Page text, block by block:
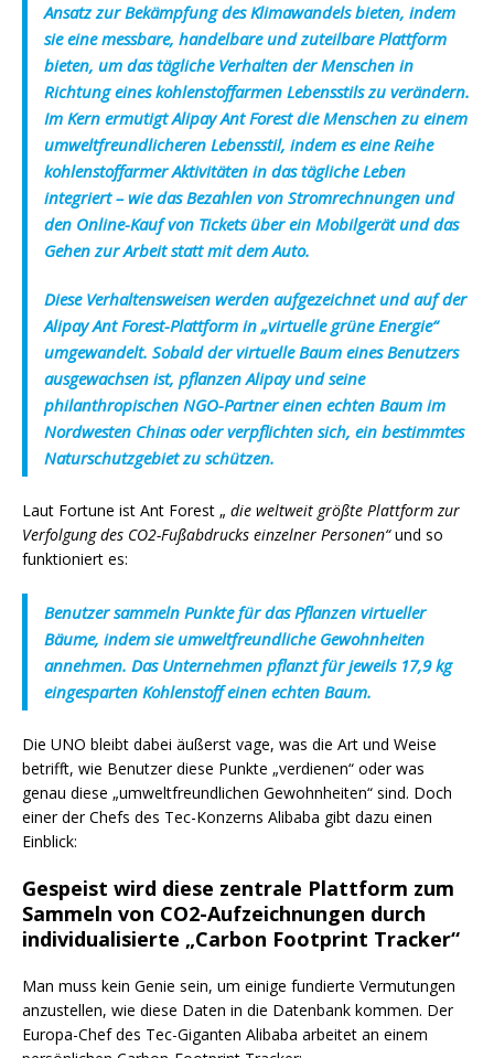
Ansatz zur Bekämpfung des Klimawandels bieten, indem
sie eine messbare, handelbare und zuteilbare Plattform
bieten, um das tägliche Verhalten der Menschen in
Richtung eines kohlenstoffarmen Lebensstils zu verändern.
Im Kern ermutigt Alipay Ant Forest die Menschen zu einem
umweltfreundlicheren Lebensstil, indem es eine Reihe
kohlenstoffarmer Aktivitäten in das tägliche Leben
integriert – wie das Bezahlen von Stromrechnungen und
den Online-Kauf von Tickets über ein Mobilgerät und das
Gehen zur Arbeit statt mit dem Auto.
Diese Verhaltensweisen werden aufgezeichnet und auf der
Alipay Ant Forest-Plattform in „virtuelle grüne Energie“
umgewandelt. Sobald der virtuelle Baum eines Benutzers
ausgewachsen ist, pflanzen Alipay und seine
philanthropischen NGO-Partner einen echten Baum im
Nordwesten Chinas oder verpflichten sich, ein bestimmtes
Naturschutzgebiet zu schützen.
Laut Fortune ist Ant Forest „ die weltweit größte Plattform zur
Verfolgung des CO2-Fußabdrucks einzelner Personen“und so
funktioniert es:
Benutzer sammeln Punkte für das Pflanzen virtueller
Bäume, indem sie umweltfreundliche Gewohnheiten
annehmen. Das Unternehmen pflanzt für jeweils 17,9 kg
eingesparten Kohlenstoff einen echten Baum.
Die UNO bleibt dabei äußerst vage, was die Art und Weise
betrifft, wie Benutzer diese Punkte „verdienen“ oder was
genau diese „umweltfreundlichen Gewohnheiten“ sind. Doch
einer der Chefs des Tec-Konzerns Alibaba gibt dazu einen
Einblick:
Gespeist wird diese zentrale Plattform zum
Sammeln von CO2-Aufzeichnungen durch
individualisierte „Carbon Footprint Tracker“
Man muss kein Genie sein, um einige fundierte Vermutungen
anzustellen, wie diese Daten in die Datenbank kommen. Der
Europa-Chef des Tec-Giganten Alibaba arbeitet an einem